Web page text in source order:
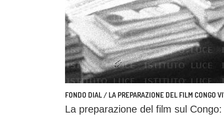
FONDO DIAL / LA PREPARAZIONE DEL FILM CONGO
La preparazione del film sul